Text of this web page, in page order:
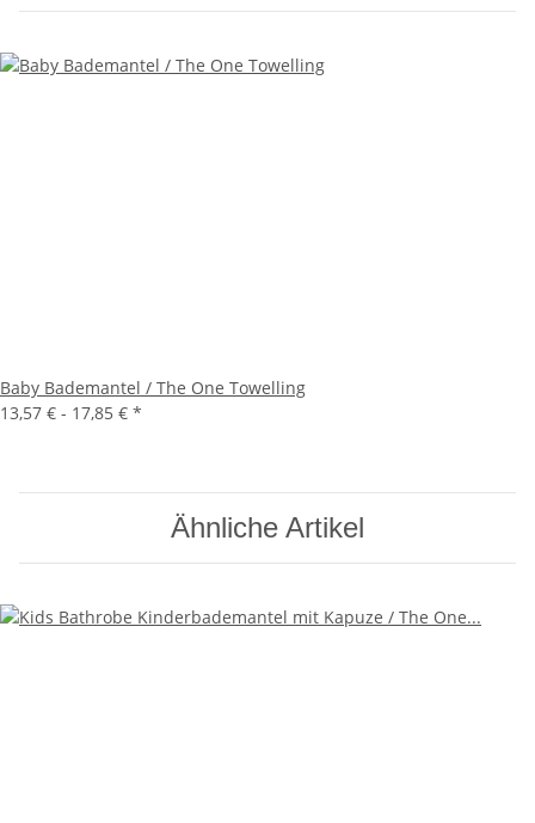
Baby Bademantel / The One Towelling
13,57 € - 17,85 € *
Ähnliche Artikel